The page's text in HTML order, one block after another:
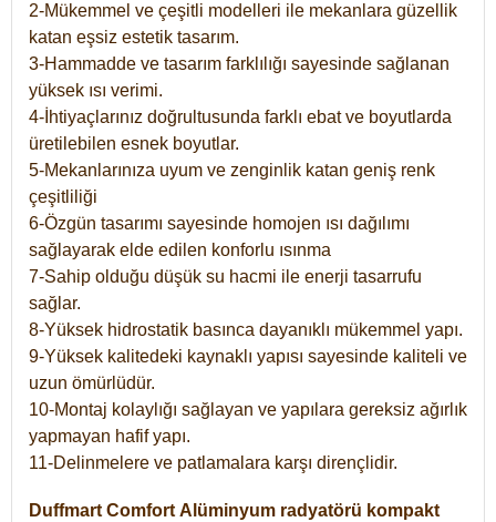
2-Mükemmel ve çeşitli modelleri ile mekanlara güzellik
katan eşsiz estetik tasarım.
3-Hammadde ve tasarım farklılığı sayesinde sağlanan
yüksek ısı verimi.
4-İhtiyaçlarınız doğrultusunda farklı ebat ve boyutlarda
üretilebilen esnek boyutlar.
5-Mekanlarınıza uyum ve zenginlik katan geniş renk
çeşitliliği
6-Özgün tasarımı sayesinde homojen ısı dağılımı
sağlayarak elde edilen konforlu ısınma
7-Sahip olduğu düşük su hacmi ile enerji tasarrufu
sağlar.
8-Yüksek hidrostatik basınca dayanıklı mükemmel yapı.
9-Yüksek kalitedeki kaynaklı yapısı sayesinde kaliteli ve
uzun ömürlüdür.
10-Montaj kolaylığı sağlayan ve yapılara gereksiz ağırlık
yapmayan hafif yapı.
11-Delinmelere ve patlamalara karşı dirençlidir.
Duffmart Comfort Alüminyum radyatörü kompakt